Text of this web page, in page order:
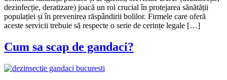
dezinfecție, deratizare) joacă un rol crucial în protejarea sănătății
populației și în prevenirea răspândirii bolilor. Firmele care oferă
aceste servicii trebuie să respecte o serie de cerințe legale […]
Cum sa scap de gandaci?